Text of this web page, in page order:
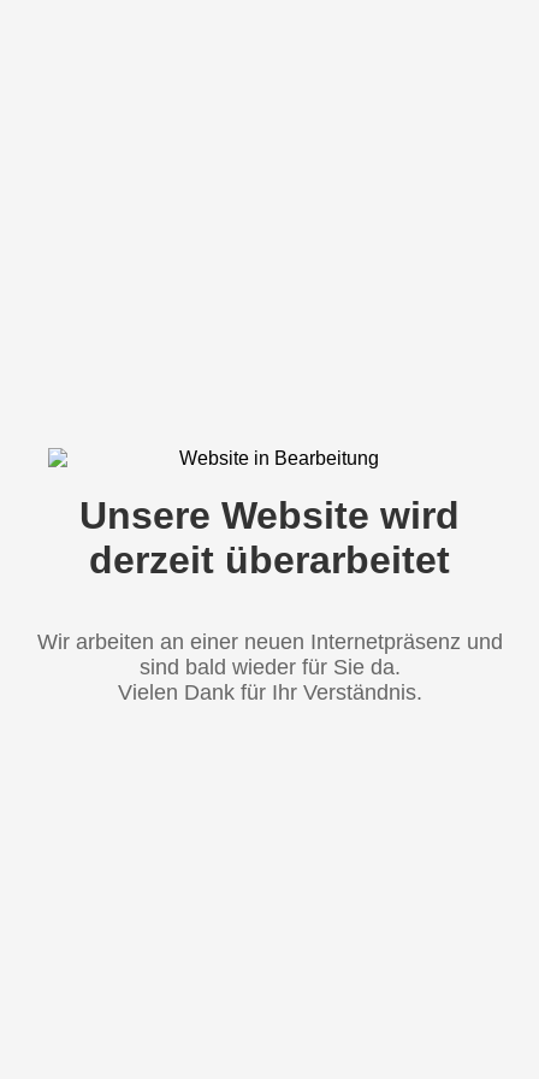
Unsere Website wird
derzeit überarbeitet
Wir arbeiten an einer neuen Internetpräsenz und
sind bald wieder für Sie da.
Vielen Dank für Ihr Verständnis.